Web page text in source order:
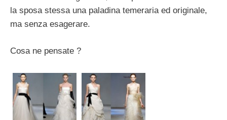
la sposa stessa una paladina temeraria ed originale,
ma senza esagerare.
Cosa ne pensate ?